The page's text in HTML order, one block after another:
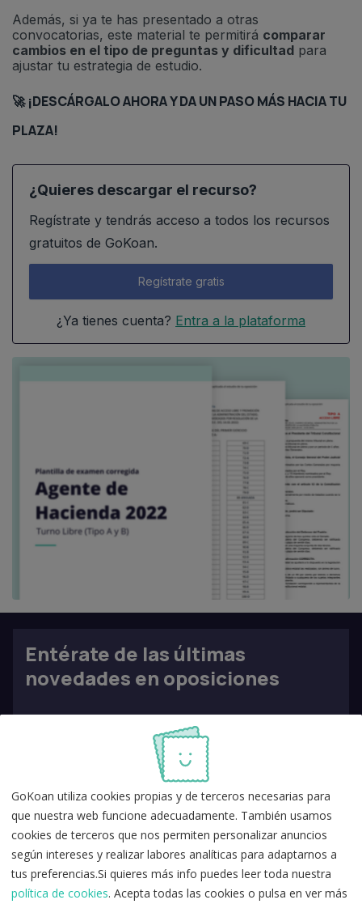
Además, si ya te has presentado a otras
convocatorias, este material te permitirá comparar
cambios en el tipo de preguntas y dificultad para
ajustar tu estrategia de estudio.
🚀 ¡DESCÁRGALO AHORA Y DA UN PASO MÁS HACIA TU
PLAZA!
¿Quieres descargar el recurso?
Regístrate y tendrás acceso a todos los recursos
gratuitos de GoKoan.
Regístrate gratis
¿Ya tienes cuenta? Entra a la plataforma
Entérate de las últimas
novedades en oposiciones
GoKoan utiliza cookies propias y de terceros necesarias para
que nuestra web funcione adecuadamente. También usamos
cookies de terceros que nos permiten personalizar anuncios
según intereses y realizar labores analíticas para adaptarnos a
tus preferencias.Si quieres más info puedes leer toda nuestra
política de cookies. Acepta todas las cookies o pulsa en ver más